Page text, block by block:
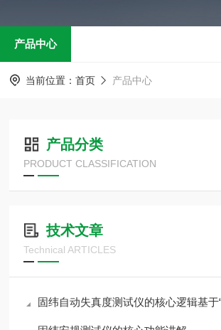
在线留言
产品中心
当前位置： 首页 产品中心
产品分类
PRODUCT CLASSIFICATION
技术文章
Technical ARTICLES
固纬自动失真度测试仪的核心逻辑基于